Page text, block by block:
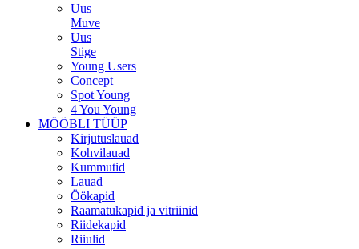
Uus
Muve
Uus
Stige
Young Users
Concept
Spot Young
4 You Young
MÖÖBLI TÜÜP
Kirjutuslauad
Kohvilauad
Kummutid
Lauad
Öökapid
Raamatukapid ja vitriinid
Riidekapid
Riiulid